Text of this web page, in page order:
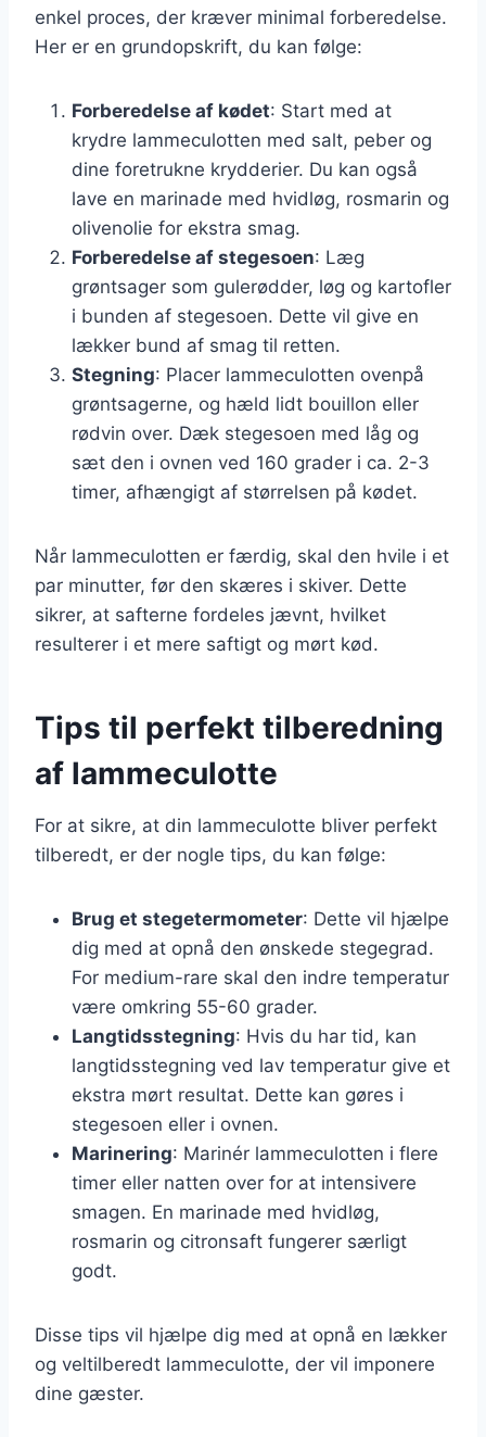
enkel proces, der kræver minimal forberedelse.
Her er en grundopskrift, du kan følge:
Forberedelse af kødet: Start med at
krydre lammeculotten med salt, peber og
dine foretrukne krydderier. Du kan også
lave en marinade med hvidløg, rosmarin og
olivenolie for ekstra smag.
Forberedelse af stegesoen: Læg
grøntsager som gulerødder, løg og kartofler
i bunden af stegesoen. Dette vil give en
lækker bund af smag til retten.
Stegning: Placer lammeculotten ovenpå
grøntsagerne, og hæld lidt bouillon eller
rødvin over. Dæk stegesoen med låg og
sæt den i ovnen ved 160 grader i ca. 2-3
timer, afhængigt af størrelsen på kødet.
Når lammeculotten er færdig, skal den hvile i et
par minutter, før den skæres i skiver. Dette
sikrer, at safterne fordeles jævnt, hvilket
resulterer i et mere saftigt og mørt kød.
Tips til perfekt tilberedning
af lammeculotte
For at sikre, at din lammeculotte bliver perfekt
tilberedt, er der nogle tips, du kan følge:
Brug et stegetermometer: Dette vil hjælpe
dig med at opnå den ønskede stegegrad.
For medium-rare skal den indre temperatur
være omkring 55-60 grader.
Langtidsstegning: Hvis du har tid, kan
langtidsstegning ved lav temperatur give et
ekstra mørt resultat. Dette kan gøres i
stegesoen eller i ovnen.
Marinering: Marinér lammeculotten i flere
timer eller natten over for at intensivere
smagen. En marinade med hvidløg,
rosmarin og citronsaft fungerer særligt
godt.
Disse tips vil hjælpe dig med at opnå en lækker
og veltilberedt lammeculotte, der vil imponere
dine gæster.